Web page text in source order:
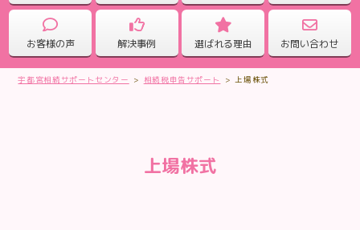
お客様の声 解決事例 選ばれる理由 お問い合わせ
宇都宮相続サポートセンター > 相続税申告サポート >上場株式
上場株式